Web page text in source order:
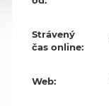
Strávený
čas online:
Web: